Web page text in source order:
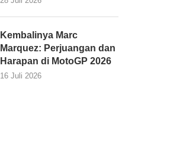
Kembalinya Marc
Marquez: Perjuangan dan
Harapan di MotoGP 2026
16 Juli 2026